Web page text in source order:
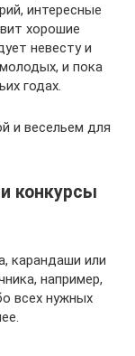
интересные
хорошие
невесту и
и пока
годах.
и весельем для
конкурсы
карандаши или
например,
всех нужных